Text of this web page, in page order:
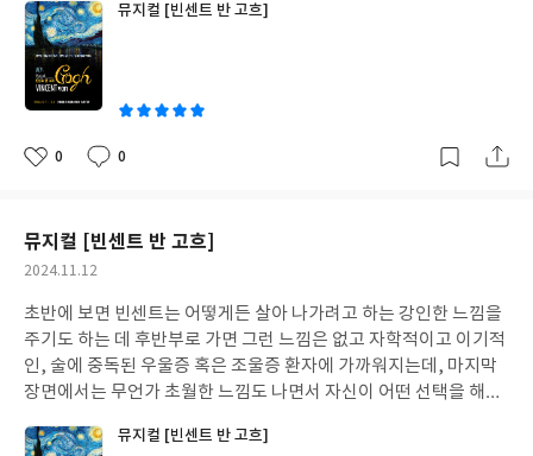
몸을 제대로 가누지 못하는 장면을 통해서 현재라는 점을 알 수 있는
데 장면이 순식간에 바뀌지만 테오를 연기하는 배우의 모습에서 쉽
게 알아차릴 수 있다. 또한 테오 역할을 맡은 배우는 아버지, 고갱,
안톤 등 다양한 역할을 연기하는 데 약간의 소품과 걸음걸이, 옷을
통해 이 부분을 알 수 있으므로 잘 살펴보는 것을 추천한다. 그리고
무대 위에는 많은 소품은 없고 대부분 영상을 통해 장면 연출이 많
되어 보여지는 장면이나 그림자를 이용한 영상미가 상당히 눈에 띈
다. 큰 무대 위 단 두 배우. 적은 소품. 조금은 심심할 수 있는 구조의
뮤지컬이지만 배우, 연출, 넘버 세 박자가 골고루 잘 갖춰진 작품이
아닌가 싶다.
뮤지컬 [빈센트 반 고흐]
좋
0
댓
0
작
뮤지컬 [빈센트 반 고흐]
작
일
2024.11.12
초반에 보면 빈센트는 어떻게든 살아 나가려고 하는 강인한 느낌을
주기도 하는 데 후반부로 가면 그런 느낌은 없고 자학적이고 이기적
인, 술에 중독된 우울증 혹은 조울증 환자에 가까워지는데, 마지막
장면에서는 무언가 초월한 느낌도 나면서 자신이 어떤 선택을 해야
바탕으로 만들어진 극이라 마지막은 다 정해져 있는데도 어쩌다 그
뮤지컬 [빈센트 반 고흐]